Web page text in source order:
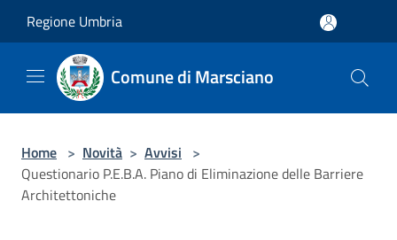
Regione Umbria
Comune di Marsciano
Home > Novità > Avvisi >
Questionario P.E.B.A. Piano di Eliminazione delle Barriere
Architettoniche